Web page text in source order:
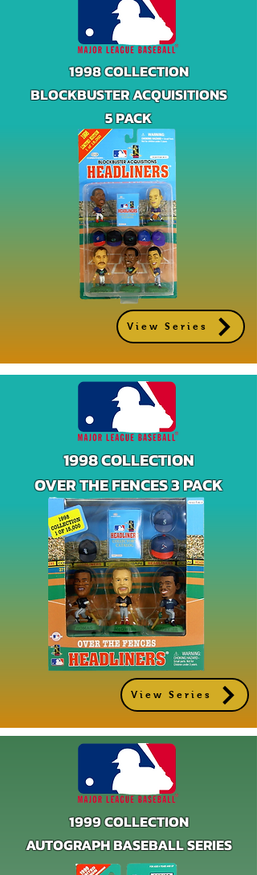
1998 COLLECTION
BLOCKBUSTER ACQUISITIONS
5 PACK
View Series
1998 COLLECTION
OVER THE FENCES 3 PACK
View Series
1999 COLLECTION
AUTOGRAPH BASEBALL SERIES